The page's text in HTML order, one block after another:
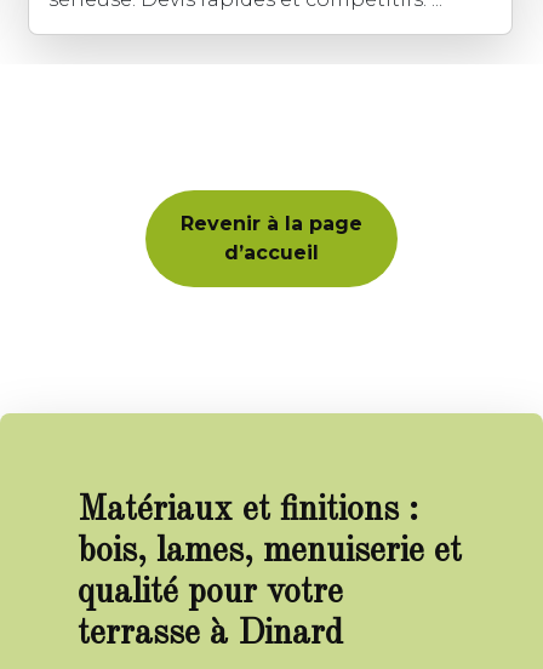
Revenir à la page
d’accueil
Matériaux et finitions :
bois, lames, menuiserie et
qualité pour votre
terrasse à Dinard